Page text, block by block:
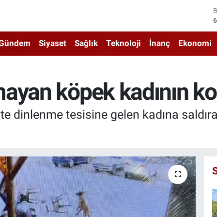
Siyaset Sağlık Teknoloji İnanç Ekonomi
köpek kadının
dinlenme tesisine gelen kadına